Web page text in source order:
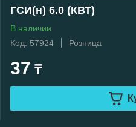
ГСИ(н) 6.0 (КВТ)
В наличии
Код: 57924
Розница
37 ₸